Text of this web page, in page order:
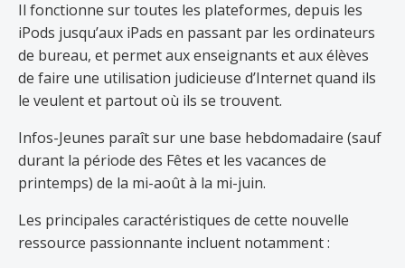
Il fonctionne sur toutes les plateformes, depuis les
iPods jusqu’aux iPads en passant par les ordinateurs
de bureau, et permet aux enseignants et aux élèves
de faire une utilisation judicieuse d’Internet quand ils
le veulent et partout où ils se trouvent.
Infos-Jeunes paraît sur une base hebdomadaire (sauf
durant la période des Fêtes et les vacances de
printemps) de la mi-août à la mi-juin.
Les principales caractéristiques de cette nouvelle
ressource passionnante incluent notamment :